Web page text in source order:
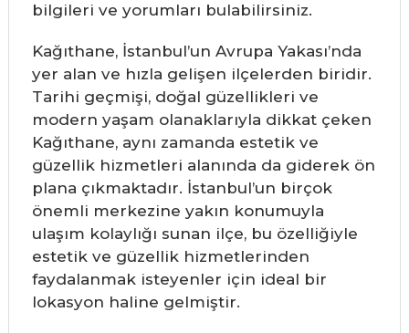
bilgileri ve yorumları bulabilirsiniz.
Kağıthane, İstanbul’un Avrupa Yakası’nda
yer alan ve hızla gelişen ilçelerden biridir.
Tarihi geçmişi, doğal güzellikleri ve
modern yaşam olanaklarıyla dikkat çeken
Kağıthane, aynı zamanda estetik ve
güzellik hizmetleri alanında da giderek ön
plana çıkmaktadır. İstanbul’un birçok
önemli merkezine yakın konumuyla
ulaşım kolaylığı sunan ilçe, bu özelliğiyle
estetik ve güzellik hizmetlerinden
faydalanmak isteyenler için ideal bir
lokasyon haline gelmiştir.